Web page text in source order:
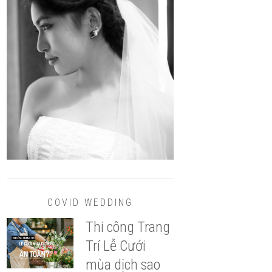
COVID WEDDING
Thi công Trang
Trí Lễ Cưới
mùa dịch sao